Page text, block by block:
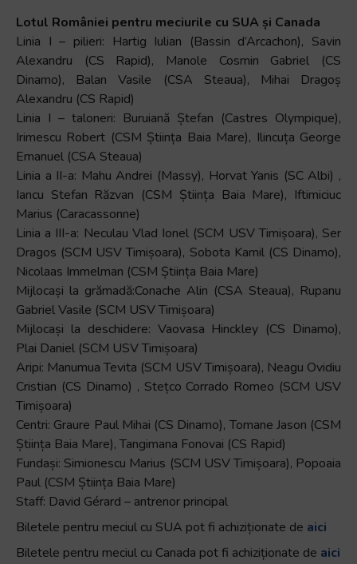
Lotul României pentru meciurile cu SUA și Canada
Linia I – pilieri: Hartig Iulian (Bassin d’Arcachon), Savin
Alexandru (CS Rapid), Manole Cosmin Gabriel (CS
Dinamo), Balan Vasile (CSA Steaua), Mihai Dragoș
Alexandru (CS Rapid)
Linia I – taloneri: Buruiană Ștefan (Castres Olympique),
Irimescu Robert (CSM Știința Baia Mare), Ilincuța George
Emanuel (CSA Steaua)
Linia a II-a: Mahu Andrei (Massy), Horvat Yanis (SC Albi) ,
Iancu Stefan Răzvan (CSM Știința Baia Mare), Iftimiciuc
Marius (Caracassonne)
Linia a III-a: Neculau Vlad Ionel (SCM USV Timișoara), Ser
Dragos (SCM USV Timișoara), Sobota Kamil (CS Dinamo),
Nicolaas Immelman (CSM Știința Baia Mare)
Mijlocași la grămadă:Conache Alin (CSA Steaua), Rupanu
Gabriel Vasile (SCM USV Timișoara)
Mijlocași la deschidere: Vaovasa Hinckley (CS Dinamo),
Plai Daniel (SCM USV Timișoara)
Aripi: Manumua Tevita (SCM USV Timișoara), Neagu Ovidiu
Cristian (CS Dinamo) , Stețco Corrado Romeo (SCM USV
Timișoara)
Centri: Graure Paul Mihai (CS Dinamo), Tomane Jason (CSM
Știința Baia Mare), Tangimana Fonovai (CS Rapid)
Fundași: Simionescu Marius (SCM USV Timișoara), Popoaia
Paul (CSM Știința Baia Mare)
Staff: David Gérard – antrenor principal
Biletele pentru meciul cu SUA pot fi achiziționate de aici
Biletele pentru meciul cu Canada pot fi achiziționate de aici